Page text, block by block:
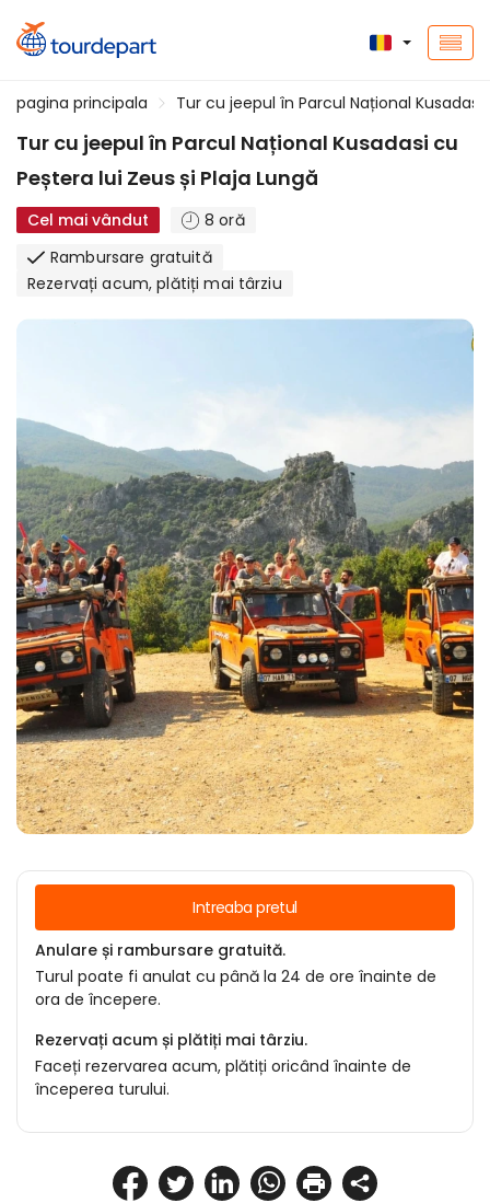
pagina principala Tur cu jeepul în Parcul Național Kusadasi
Tur cu jeepul în Parcul Național Kusadasi cu
Peștera lui Zeus și Plaja Lungă
Cel mai vândut
8 oră
Rambursare gratuită
Rezervați acum, plătiți mai târziu
Intreaba pretul
Anulare și rambursare gratuită.
Turul poate fi anulat cu până la 24 de ore înainte de
ora de începere.
Rezervați acum și plătiți mai târziu.
Faceți rezervarea acum, plătiți oricând înainte de
începerea turului.